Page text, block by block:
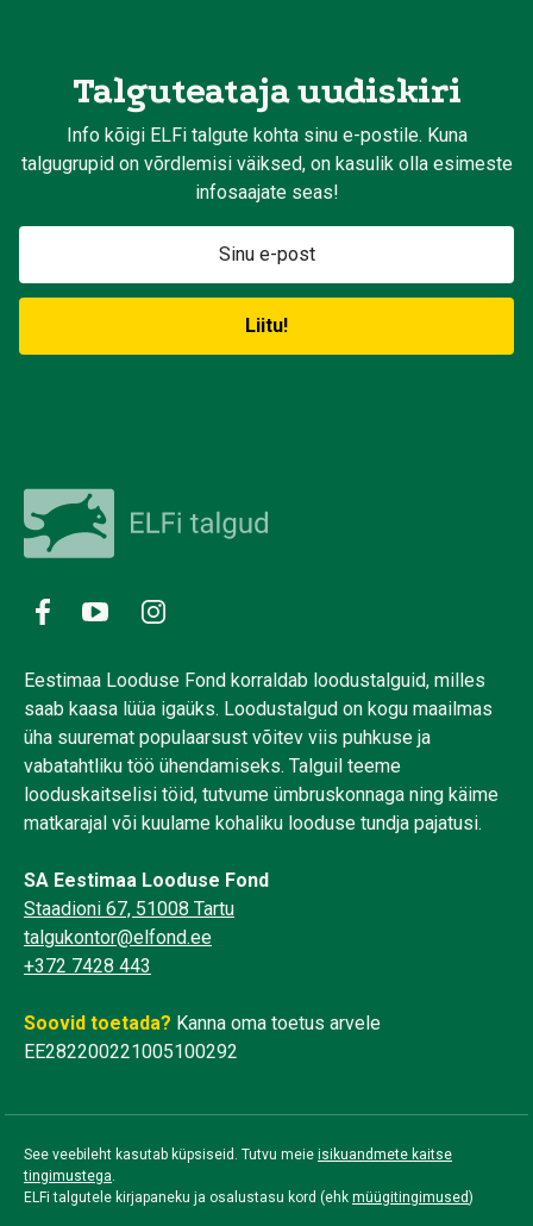
Talguteataja uudiskiri
Info kõigi ELFi talgute kohta sinu e-postile. Kuna
talgugrupid on võrdlemisi väiksed, on kasulik olla esimeste
infosaajate seas!
Eestimaa Looduse Fond korraldab loodustalguid, milles
saab kaasa lüüa igaüks. Loodustalgud on kogu maailmas
üha suuremat populaarsust võitev viis puhkuse ja
vabatahtliku töö ühendamiseks. Talguil teeme
looduskaitselisi töid, tutvume ümbruskonnaga ning käime
matkarajal või kuulame kohaliku looduse tundja pajatusi.
SA Eestimaa Looduse Fond
Staadioni 67, 51008 Tartu
talgukontor@elfond.ee
+372 7428 443
Soovid toetada? Kanna oma toetus arvele
EE282200221005100292
See veebileht kasutab küpsiseid. Tutvu meie isikuandmete kaitse
tingimustega.
ELFi talgutele kirjapaneku ja osalustasu kord (ehk müügitingimused)